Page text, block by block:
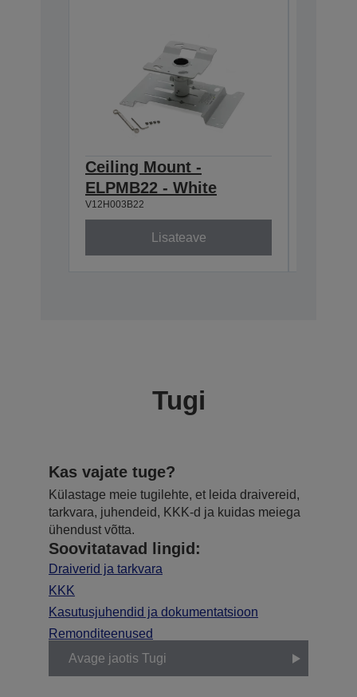
Ceiling Mount -
ELPMB22 - White
V12H003B22
Lisateave
Tugi
Kas vajate tuge?
Külastage meie tugilehte, et leida draivereid,
tarkvara, juhendeid, KKK-d ja kuidas meiega
ühendust võtta.
Soovitatavad lingid:
Draiverid ja tarkvara
KKK
Kasutusjuhendid ja dokumentatsioon
Remonditeenused
Avage jaotis Tugi